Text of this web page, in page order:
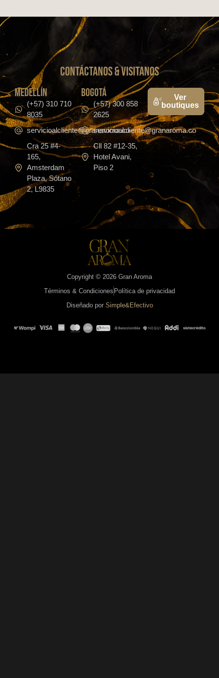
CONTáCTanos & VISITANOS
medellín
(+57) 310 710
8035
servicioalcliente@granaroma.co
Cra 25 #4-
165,
Amsterdam
Plaza, Sótano
2, L9835
bogotá
(+57) 300 858
2625
servicioalcliente@granaroma.co
Cll 82 #12-35,
Hotel Avani,
Piso 2
Ver
boutiques
Copyright © 2026 Gran Aroma
Términos & Condiciones Política de privacidad
Diseñado por Simple&Efectivo